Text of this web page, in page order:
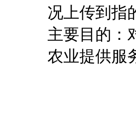
况上传到指
主要目的：
农业提供服